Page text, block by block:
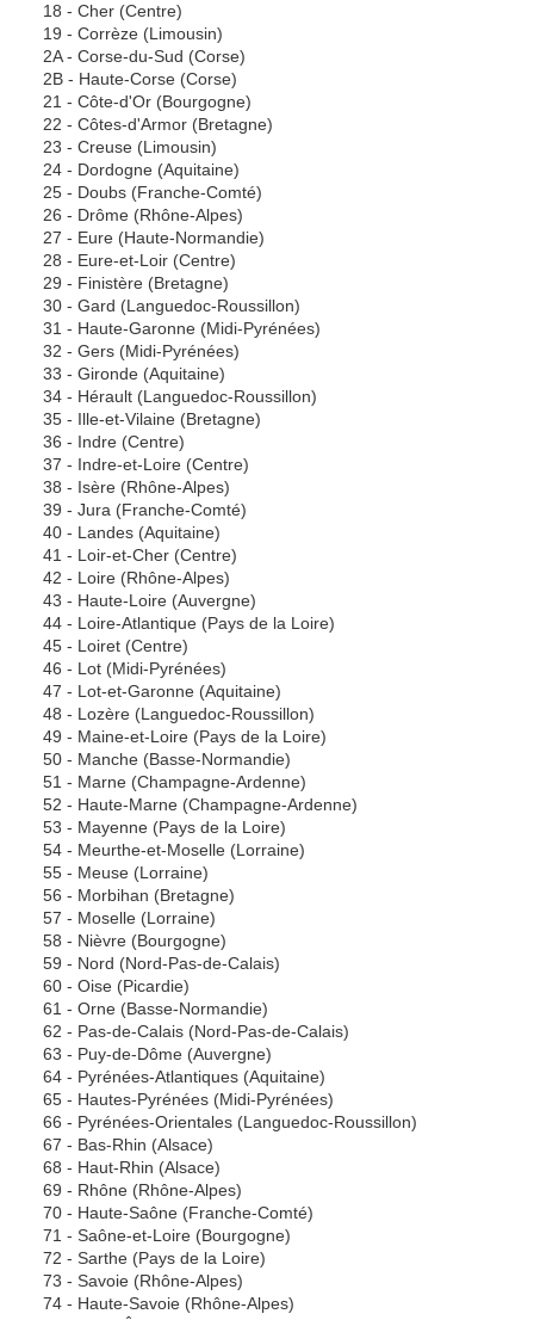
18 - Cher (Centre)
19 - Corrèze (Limousin)
2A - Corse-du-Sud (Corse)
2B - Haute-Corse (Corse)
21 - Côte-d'Or (Bourgogne)
22 - Côtes-d'Armor (Bretagne)
23 - Creuse (Limousin)
24 - Dordogne (Aquitaine)
25 - Doubs (Franche-Comté)
26 - Drôme (Rhône-Alpes)
27 - Eure (Haute-Normandie)
28 - Eure-et-Loir (Centre)
29 - Finistère (Bretagne)
30 - Gard (Languedoc-Roussillon)
31 - Haute-Garonne (Midi-Pyrénées)
32 - Gers (Midi-Pyrénées)
33 - Gironde (Aquitaine)
34 - Hérault (Languedoc-Roussillon)
35 - Ille-et-Vilaine (Bretagne)
36 - Indre (Centre)
37 - Indre-et-Loire (Centre)
38 - Isère (Rhône-Alpes)
39 - Jura (Franche-Comté)
40 - Landes (Aquitaine)
41 - Loir-et-Cher (Centre)
42 - Loire (Rhône-Alpes)
43 - Haute-Loire (Auvergne)
44 - Loire-Atlantique (Pays de la Loire)
45 - Loiret (Centre)
46 - Lot (Midi-Pyrénées)
47 - Lot-et-Garonne (Aquitaine)
48 - Lozère (Languedoc-Roussillon)
49 - Maine-et-Loire (Pays de la Loire)
50 - Manche (Basse-Normandie)
51 - Marne (Champagne-Ardenne)
52 - Haute-Marne (Champagne-Ardenne)
53 - Mayenne (Pays de la Loire)
54 - Meurthe-et-Moselle (Lorraine)
55 - Meuse (Lorraine)
56 - Morbihan (Bretagne)
57 - Moselle (Lorraine)
58 - Nièvre (Bourgogne)
59 - Nord (Nord-Pas-de-Calais)
60 - Oise (Picardie)
61 - Orne (Basse-Normandie)
62 - Pas-de-Calais (Nord-Pas-de-Calais)
63 - Puy-de-Dôme (Auvergne)
64 - Pyrénées-Atlantiques (Aquitaine)
65 - Hautes-Pyrénées (Midi-Pyrénées)
66 - Pyrénées-Orientales (Languedoc-Roussillon)
67 - Bas-Rhin (Alsace)
68 - Haut-Rhin (Alsace)
69 - Rhône (Rhône-Alpes)
70 - Haute-Saône (Franche-Comté)
71 - Saône-et-Loire (Bourgogne)
72 - Sarthe (Pays de la Loire)
73 - Savoie (Rhône-Alpes)
74 - Haute-Savoie (Rhône-Alpes)